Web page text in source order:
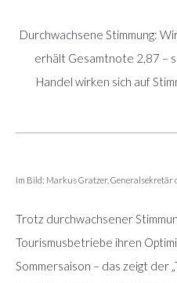
Durchwachsene Stimmung:
erhält Gesamtnote 2,87 –
Handel wirken sich auf
Im Bild: Markus Gratzer, Generalsekretär
Trotz durchwachsener
Tourismusbetriebe ihren
Sommersaison – das zeigt der